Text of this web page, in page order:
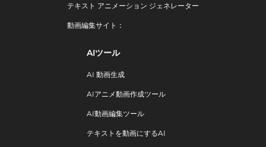
テキスト アニメーション ジェネレーター
動画編集サイト：
AIツール
AI 動画生成
AIアニメ動画作成ツール
AI動画編集ツール
テキストを動画にするAI